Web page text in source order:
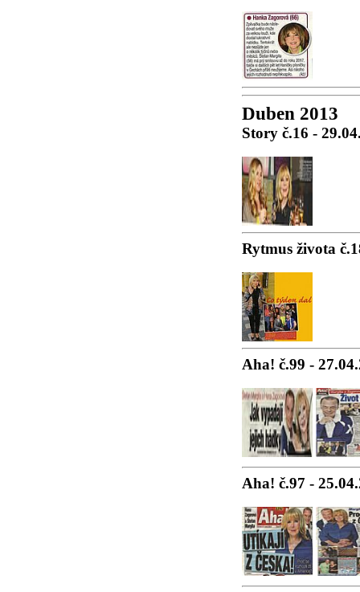
Duben 2013
Story č.16 -
Rytmus života
Aha! č.99 -
Aha! č.97 -